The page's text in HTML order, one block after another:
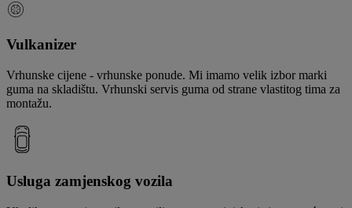
Vulkanizer
Vrhunske cijene - vrhunske ponude. Mi imamo velik izbor marki
guma na skladištu. Vrhunski servis guma od strane vlastitog tima za
montažu.
Usluga zamjenskog vozila